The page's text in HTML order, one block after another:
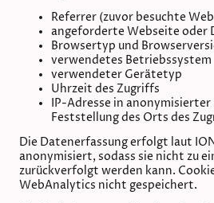
Referrer (zuvor besuchte
angeforderte Webseite oder
Browsertyp und
verwendetes Betriebssystem
verwendeter Gerätetyp
Uhrzeit des Zugriffs
IP-Adresse in
Feststellung des Orts des
Die Datenerfassung erfolgt laut
anonymisiert, sodass sie nicht zu
zurückverfolgt werden kann.
WebAnalytics nicht gespeichert.